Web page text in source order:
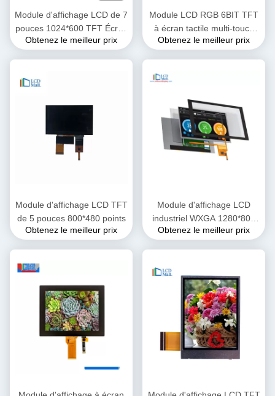
Module d'affichage LCD de 7
pouces 1024*600 TFT Écran
LCD RGB Interface 24 bits
Obtenez le meilleur prix
Module LCD RGB 6BIT TFT
à écran tactile multi-touch
240*320
Obtenez le meilleur prix
Module d'affichage LCD TFT
de 5 pouces 800*480 points
Obtenez le meilleur prix
Module d'affichage LCD
industriel WXGA 1280*800
TFT 8 pouces Interface MIPI
Obtenez le meilleur prix